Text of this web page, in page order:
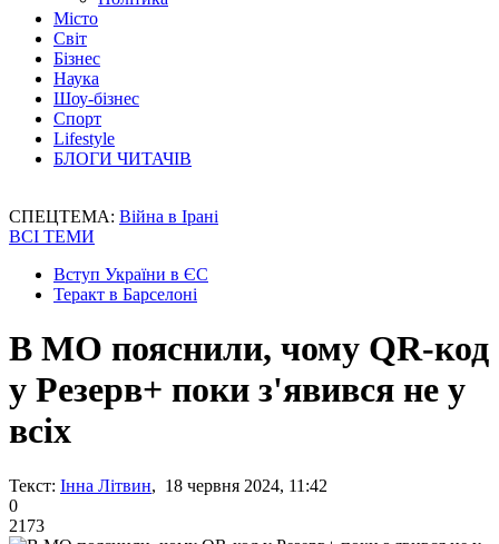
Місто
Світ
Бізнес
Наука
Шоу-бізнес
Спорт
Lifestyle
БЛОГИ ЧИТАЧІВ
СПЕЦТЕМА: Війна в Ірані
ВСІ ТЕМИ
Вступ України в ЄС
Теракт в Барселоні
В МО пояснили, чому QR-код
у Резерв+ поки з'явився не у
всіх
Текст: Інна Літвин, 18 червня 2024, 11:42
0
2173